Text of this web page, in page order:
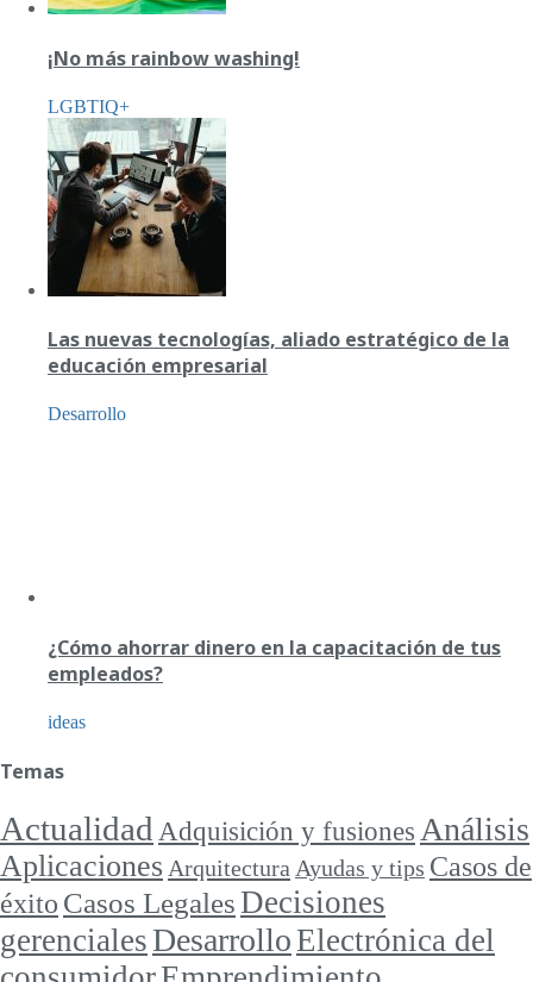
¡No más rainbow washing!
LGBTIQ+
Las nuevas tecnologías, aliado estratégico de la
educación empresarial
Desarrollo
¿Cómo ahorrar dinero en la capacitación de tus
empleados?
ideas
Temas
Actualidad Adquisición y fusionesAnálisis
Aplicaciones Arquitectura Ayudas y tips Casos de
éxito Casos LegalesDecisiones
gerenciales DesarrolloElectrónica del